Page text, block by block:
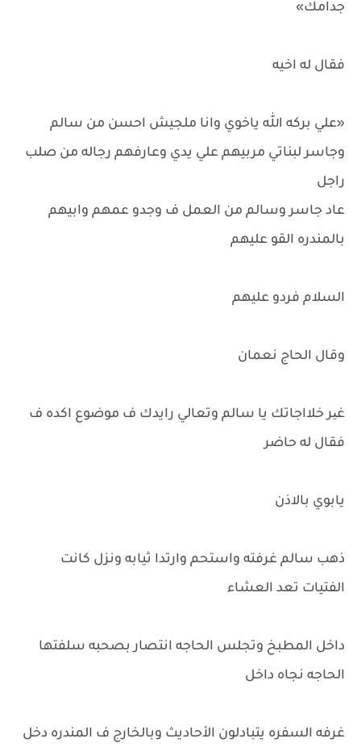
جدامك»
فقال له اخيه
«علي بركه الله ياخوي وانا ملجيش احسن من سالم
وجاسر لبناتي مربيهم علي يدي وعارفهم رجاله من صلب
راجل
عاد جاسر وسالم من العمل ف وجدو عمهم وابيهم
بالمندره القو عليهم
السلام فردو عليهم
وقال الحاج نعمان
غیر خلااجاتك يا سالم وتعالي رايدك ف موضوع اكده ف
فقال له حاضر
يابوي بالاذن
ذهب سالم غرفته واستحم وارتدا ثيابه ونزل كانت
الفتيات تعد العشاء
داخل المطبخ وتجلس الحاجه انتصار بصحبه سلفتها
الحاجه نجاه داخل
غرفه السفره يتبادلون الأحاديث وبالخارج ف المندره دخل